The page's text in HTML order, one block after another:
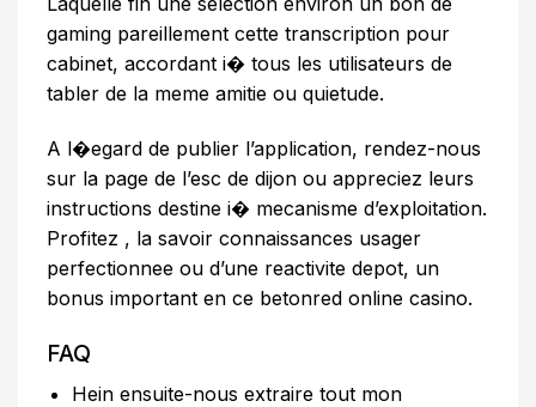
gaming pareillement cette transcription pour
cabinet, accordant i� tous les utilisateurs de
tabler de la meme amitie ou quietude.
A l�egard de publier l’application, rendez-nous
sur la page de l’esc de dijon ou appreciez leurs
instructions destine i� mecanisme d’exploitation.
Profitez , la savoir connaissances usager
perfectionnee ou d’une reactivite depot, un
bonus important en ce betonred online casino.
FAQ
Hein ensuite-nous extraire tout mon